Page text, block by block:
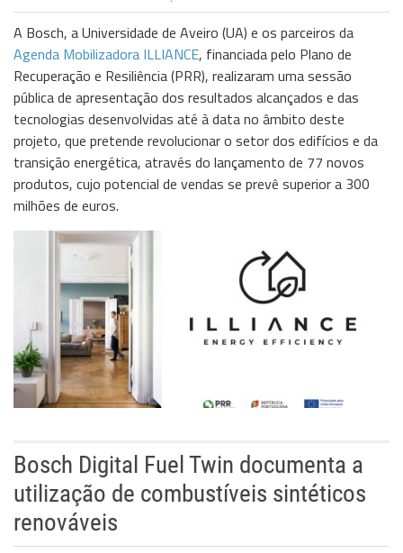
A Bosch, a Universidade de Aveiro (UA) e os parceiros da
Agenda Mobilizadora ILLIANCE, financiada pelo Plano de
Recuperação e Resiliência (PRR), realizaram uma sessão
pública de apresentação dos resultados alcançados e das
tecnologias desenvolvidas até à data no âmbito deste
projeto, que pretende revolucionar o setor dos edifícios e da
transição energética, através do lançamento de 77 novos
produtos, cujo potencial de vendas se prevê superior a 300
milhões de euros.
Bosch Digital Fuel Twin documenta a
utilização de combustíveis sintéticos
renováveis